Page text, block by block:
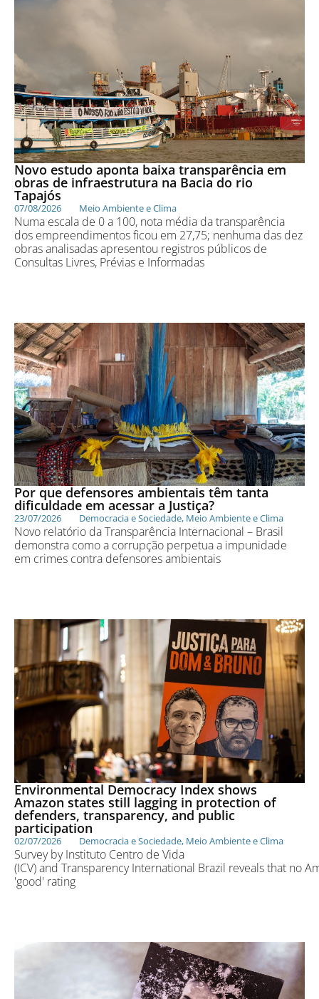
Novo estudo aponta baixa transparência em
obras de infraestrutura na Bacia do rio
Tapajós
07/08/2026 Meio Ambiente e Clima
Numa escala de 0 a 100, nota média da transparência
dos empreendimentos ficou em 27,75; nenhuma das dez
obras analisadas apresentou registros públicos de
Consultas Livres, Prévias e Informadas
Por que defensores ambientais têm tanta
dificuldade em acessar a Justiça?
23/07/2026 Democracia e Sociedade, Meio Ambiente e Clima
Novo relatório da Transparência Internacional – Brasil
demonstra como a corrupção perpetua a impunidade
em crimes contra defensores ambientais
Environmental Democracy Index shows
Amazon states still lagging in protection of
defenders, transparency, and public
participation
02/07/2026 Democracia e Sociedade, Meio Ambiente e Clima
Survey by Instituto Centro de Vida
(ICV) and Transparency International Brazil reveals that no
'good' rating